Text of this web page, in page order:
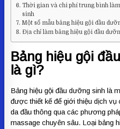
Thời gian và chi phí trung bình
sinh
Một số mẫu bảng hiệu gội đầu
Địa chỉ làm bảng hiệu gội đầu
Bảng hiệu gội
là gì?
Bảng hiệu gội đầu dưỡng sinh là
được thiết kế để giới thiệu dịch
da đầu thông qua các phương
massage chuyên sâu. Loại bảng